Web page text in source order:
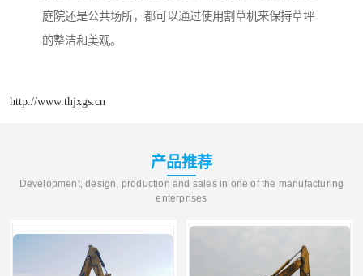
庭院还是公共场所，都可以通过使用割草机来保持草坪
的整洁和美观。
http://www.thjxgs.cn
产品推荐
Development, design, production and sales in one of the manufacturing
enterprises